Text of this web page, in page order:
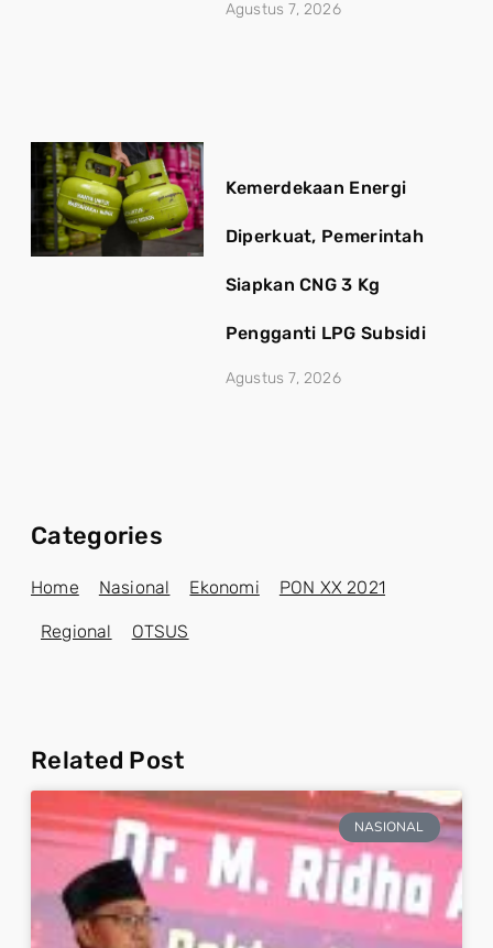
Agustus 7, 2026
Kemerdekaan Energi
Diperkuat, Pemerintah
Siapkan CNG 3 Kg
Pengganti LPG Subsidi
Agustus 7, 2026
Categories
Home Nasional Ekonomi PON XX 2021
Regional OTSUS
Related Post
NASIONAL